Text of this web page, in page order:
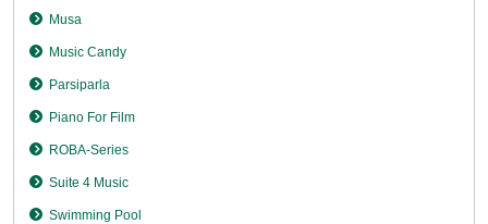
Musa
Music Candy
Parsiparla
Piano For Film
ROBA-Series
Suite 4 Music
Swimming Pool